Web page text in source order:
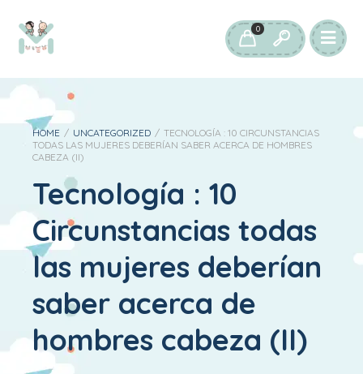
0
HOME / UNCATEGORIZED / TECNOLOGÍA : 10 CIRCUNSTANCIAS
TODAS LAS MUJERES DEBERÍAN SABER ACERCA DE HOMBRES
CABEZA (II)
Tecnología : 10
Circunstancias todas
las mujeres deberían
saber acerca de
hombres cabeza (II)